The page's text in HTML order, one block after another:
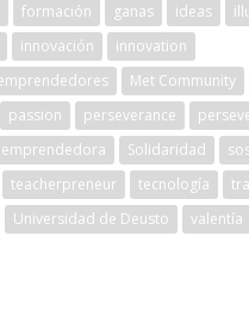
formación ganas ideas
innovación
innovation
Met Community
passion perseverance
Solidaridad
teacherpreneur tecnología
Universidad de Deusto valentía